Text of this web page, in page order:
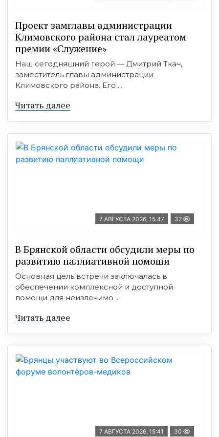
Проект замглавы администрации
Климовского района стал лауреатом
премии «Служение»
Наш сегодняшний герой — Дмитрий Ткач,
заместитель главы администрации
Климовского района. Его ...
Читать далее
7 АВГУСТА 2026, 15:47 32
В Брянской области обсудили меры по
развитию паллиативной помощи
Основная цель встречи заключалась в
обеспечении комплексной и доступной
помощи для неизлечимо ...
Читать далее
7 АВГУСТА 2026, 15:41 30